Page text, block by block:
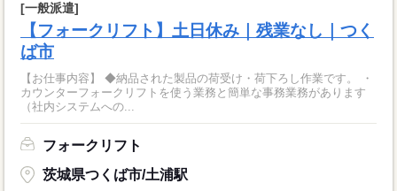
[一般派遣]
【フォークリフト】土日休み｜残業なし｜つく
ば市
【お仕事内容】 ◆納品された製品の荷受け・荷下ろし作業です。 ・
カウンターフォークリフトを使う業務と簡単な事務業務があります
（社内システムへの...
フォークリフト
茨城県つくば市/土浦駅